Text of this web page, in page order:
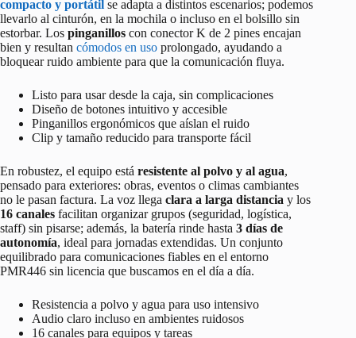
compacto y portátil se adapta a distintos escenarios; podemos
llevarlo al cinturón, en la mochila o incluso en el bolsillo sin
estorbar. Los pinganillos con conector K de 2 pines encajan
bien y resultan cómodos en uso prolongado, ayudando a
bloquear ruido ambiente para que la comunicación fluya.
Listo para usar desde la caja, sin complicaciones
Diseño de botones intuitivo y accesible
Pinganillos ergonómicos que aíslan el ruido
Clip y tamaño reducido para transporte fácil
En robustez, el equipo está resistente al polvo y al agua,
pensado para exteriores: obras, eventos o climas cambiantes
no le pasan factura. La voz llega clara a larga distancia y los
16 canales facilitan organizar grupos (seguridad, logística,
staff) sin pisarse; además, la batería rinde hasta 3 días de
autonomía, ideal para jornadas extendidas. Un conjunto
equilibrado para comunicaciones fiables en el entorno
PMR446 sin licencia que buscamos en el día a día.
Resistencia a polvo y agua para uso intensivo
Audio claro incluso en ambientes ruidosos
16 canales para equipos y tareas